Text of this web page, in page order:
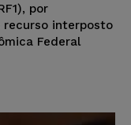
por
recurso interposto
Federal